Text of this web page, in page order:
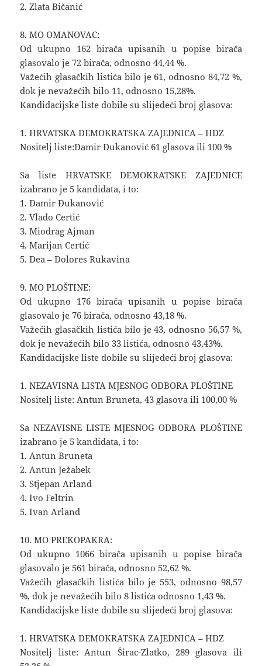
2. Zlata Bičanić
8. MO OMANOVAC:
Od ukupno 162 birača upisanih u popise birača
glasovalo je 72 birača, odnosno 44,44 %.
Važećih glasačkih listića bilo je 61, odnosno 84,72 %,
dok je nevažećih bilo 11, odnosno 15,28%.
Kandidacijske liste dobile su slijedeći broj glasova:
1. HRVATSKA DEMOKRATSKA ZAJEDNICA – HDZ
Nositelj liste:Damir Đukanović 61 glasova ili 100 %
Sa liste HRVATSKE DEMOKRATSKE ZAJEDNICE
izabrano je 5 kandidata, i to:
1. Damir Đukanović
2. Vlado Certić
3. Miodrag Ajman
4. Marijan Certić
5. Dea – Dolores Rukavina
9. MO PLOŠTINE:
Od ukupno 176 birača upisanih u popise birača
glasovalo je 76 birača, odnosno 43,18 %.
Važećih glasačkih listića bilo je 43, odnosno 56,57 %,
dok je nevažećih bilo 33 listića, odnosno 43,43%.
Kandidacijske liste dobile su slijedeći broj glasova:
1. NEZAVISNA LISTA MJESNOG ODBORA PLOŠTINE
Nositelj liste: Antun Bruneta, 43 glasova ili 100,00 %
Sa NEZAVISNE LISTE MJESNOG ODBORA PLOŠTINE
izabrano je 5 kandidata, i to:
1. Antun Bruneta
2. Antun Ježabek
3. Stjepan Arland
4. Ivo Feltrin
5. Ivan Arland
10. MO PREKOPAKRA:
Od ukupno 1066 birača upisanih u popise birača
glasovalo je 561 birača, odnosno 52,62 %.
Važećih glasačkih listića bilo je 553, odnosno 98,57
%, dok je nevažećih bilo 8 listića odnosno 1,43 %.
Kandidacijske liste dobile su slijedeći broj glasova:
1. HRVATSKA DEMOKRATSKA ZAJEDNICA – HDZ
Nositelj liste: Antun Širac-Zlatko, 289 glasova ili